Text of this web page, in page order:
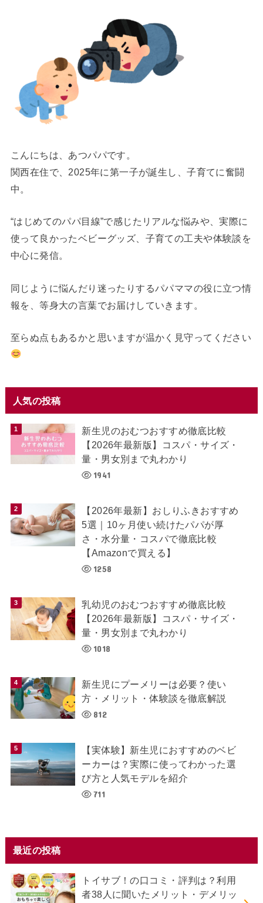
こんにちは、あつパパです。
関西在住で、2025年に第一子が誕生し、子育てに奮闘
中。
“はじめてのパパ目線”で感じたリアルな悩みや、実際に
使って良かったベビーグッズ、子育ての工夫や体験談を
中心に発信。
同じように悩んだり迷ったりするパパママの役に立つ情
報を、等身大の言葉でお届けしていきます。
至らぬ点もあるかと思いますが温かく見守ってください
人気の投稿
新生児のおむつおすすめ徹底比較
【2026年最新版】コスパ・サイズ・
量・男女別まで丸わかり
1941
【2026年最新】おしりふきおすすめ
5選｜10ヶ月使い続けたパパが厚
さ・水分量・コスパで徹底比較
【Amazonで買える】
1258
乳幼児のおむつおすすめ徹底比較
【2026年最新版】コスパ・サイズ・
量・男女別まで丸わかり
1018
新生児にプーメリーは必要？使い
方・メリット・体験談を徹底解説
812
【実体験】新生児におすすめのベビ
ーカーは？実際に使ってわかった選
び方と人気モデルを紹介
711
最近の投稿
トイサブ！の口コミ・評判は？利用
者38人に聞いたメリット・デメリッ